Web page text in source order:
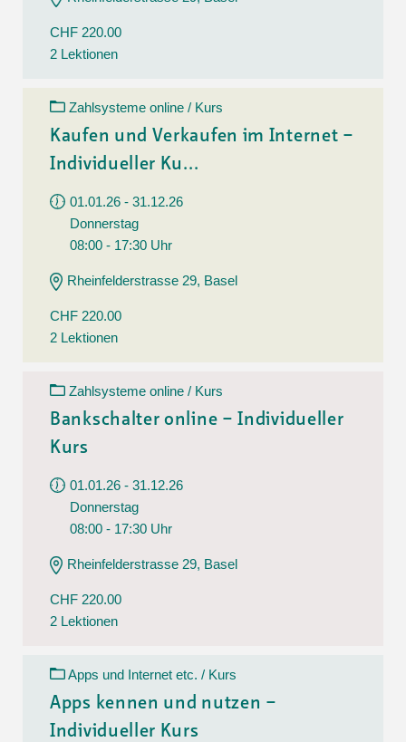
CHF 220.00
2 Lektionen
Zahlsysteme online / Kurs
Kaufen und Verkaufen im Internet –
Individueller Ku...
01.01.26 - 31.12.26
Donnerstag
08:00 - 17:30 Uhr
Rheinfelderstrasse 29, Basel
CHF 220.00
2 Lektionen
Zahlsysteme online / Kurs
Bankschalter online – Individueller
Kurs
01.01.26 - 31.12.26
Donnerstag
08:00 - 17:30 Uhr
Rheinfelderstrasse 29, Basel
CHF 220.00
2 Lektionen
Apps und Internet etc. / Kurs
Apps kennen und nutzen –
Individueller Kurs